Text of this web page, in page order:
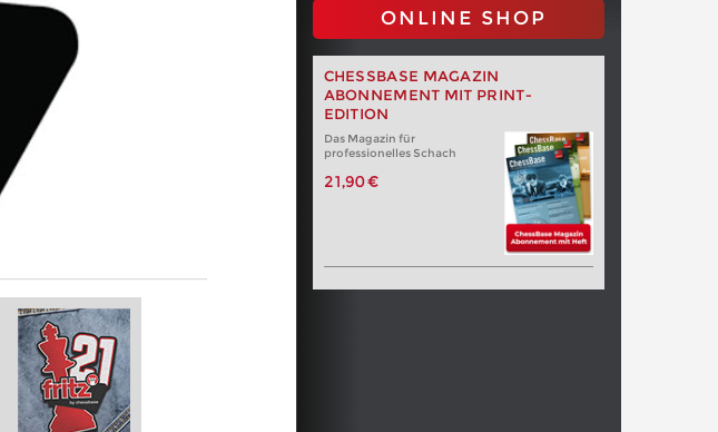
ONLINE SHOP
CHESSBASE MAGAZIN
ABONNEMENT MIT PRINT-
EDITION
Das Magazin für
professionelles Schach
21,90 €